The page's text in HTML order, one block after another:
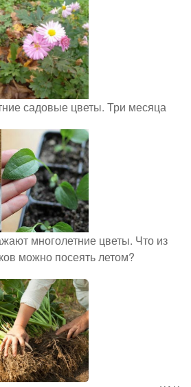
садовые цветы. Три месяца
многолетние цветы. Что из
можно посеять летом?